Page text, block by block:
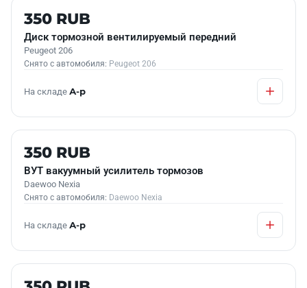
Б/У В НАЛИЧИИ
350 RUB
Диск тормозной вентилируемый передний
Peugeot 206
Снято с автомобиля: Peugeot 206
На складе А-р
Б/У В НАЛИЧИИ
350 RUB
ВУТ вакуумный усилитель тормозов
Daewoo Nexia
Снято с автомобиля: Daewoo Nexia
На складе А-р
Б/У В НАЛИЧИИ